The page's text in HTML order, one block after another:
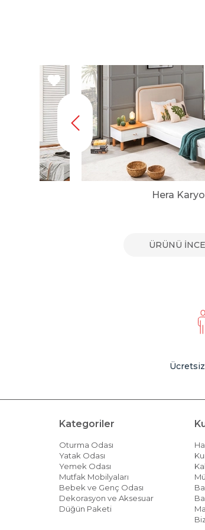
Hera
ÜRÜNÜ
Kategoriler
Oturma Odası
Yatak Odası
Yemek Odası
Mutfak Mobilyaları
Bebek ve Genç Odası
Dekorasyon ve Aksesuar
Düğün Paketi